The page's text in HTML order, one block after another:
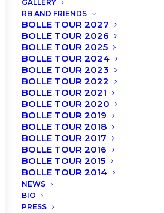
GALLERY
RB AND FRIENDS
BOLLE TOUR 2027
BOLLE TOUR 2026
BOLLE TOUR 2025
BOLLE TOUR 2024
BOLLE TOUR 2023
BOLLE TOUR 2022
BOLLE TOUR 2021
BOLLE TOUR 2020
BOLLE TOUR 2019
BOLLE TOUR 2018
BOLLE TOUR 2017
BOLLE TOUR 2016
BOLLE TOUR 2015
BOLLE TOUR 2014
NEWS
BIO
PRESS
Il galaRoberto Bolle and
nuovamente all’Arena